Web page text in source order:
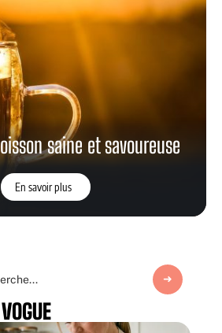
saine et savoureuse
En savoir plus